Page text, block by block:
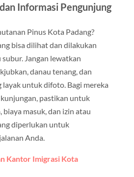
Informasi Pengunjung
Pinus Kota Padang?
bisa dilihat dan dilakukan
Jangan lewatkan
danau tenang, dan
untuk difoto. Bagi mereka
pastikan untuk
biaya masuk, dan izin atau
diperlukan untuk
Anda.
Kantor Imigrasi Kota